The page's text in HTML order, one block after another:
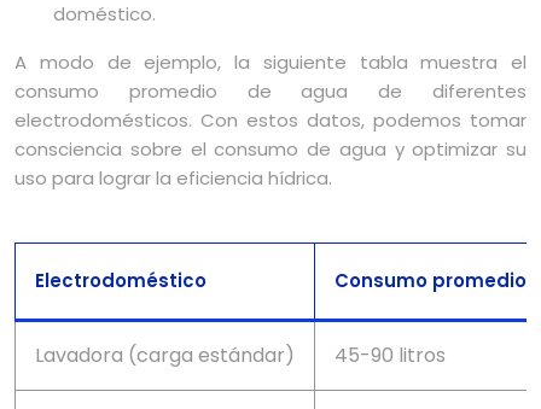
doméstico.
A modo de ejemplo, la siguiente tabla muestra el
consumo promedio de agua de diferentes
electrodomésticos. Con estos datos, podemos tomar
consciencia sobre el consumo de agua y optimizar su
uso para lograr la eficiencia hídrica.
Electrodoméstico Consumo promedio
Lavadora (carga estándar) 45-90 litros